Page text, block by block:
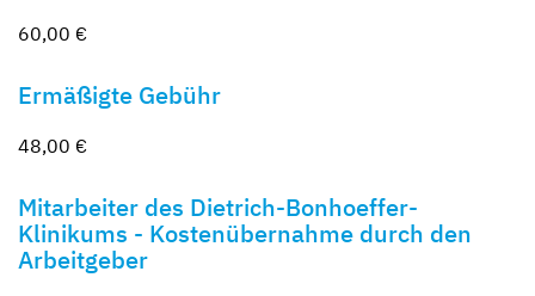
60,00 €
Ermäßigte Gebühr
48,00 €
Mitarbeiter des Dietrich-Bonhoeffer-
Klinikums - Kostenübernahme durch den
Arbeitgeber